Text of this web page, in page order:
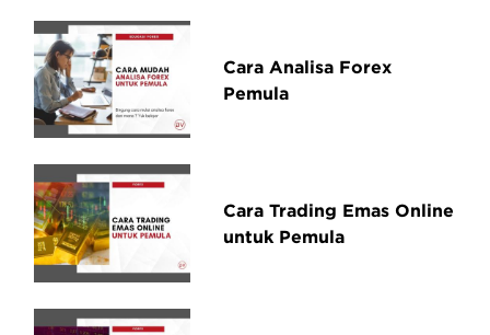
Cara Analisa Forex
Pemula
Cara Trading Emas Online
untuk Pemula